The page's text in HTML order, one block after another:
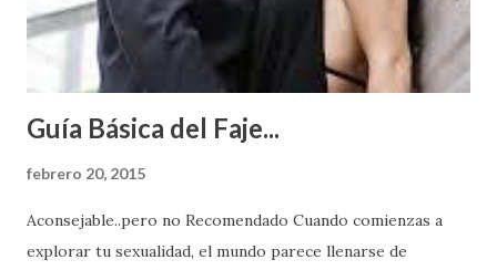
Guía Básica del Faje...
febrero 20, 2015
Aconsejable..pero no Recomendado Cuando comienzas a
explorar tu sexualidad, el mundo parece llenarse de